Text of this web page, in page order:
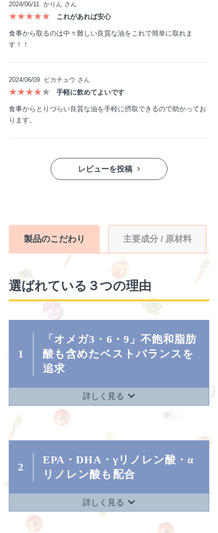
2024/06/11 かりん さん
★★★★★ これがあれば安心
食事から取るのは中々難しい良質な油をこれで簡単に取れま
す！！
2024/06/09 ピカチュウ さん
★★★★★ 手軽に飲めてよいです
食事からとりづらい良質な油を手軽に摂取できるので助かってお
ります。
レビューを投稿
製品のこだわり 主要成分 / 原材料
選ばれている３つの理由
1
「オメガ3・6・9」不飽和脂肪
酸も含めたベストバランスを
追求
詳しく見る
2
EPA・DHA・γリノレン酸・α
リノレン酸も配合
詳しく見る
お買い物を続ける カートへ進む